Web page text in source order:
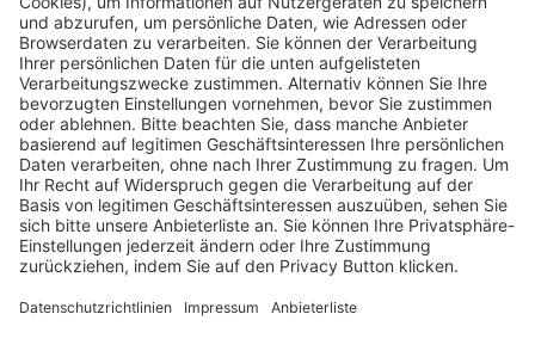
Pässe und Vereinswechsel
Trainerausbildung
Schulungsangebot Vereinsmitarbeiter
BFV-Geschäftsstellen
Trainerbörse
Login SpielPlus
FOLGE DEM BFV